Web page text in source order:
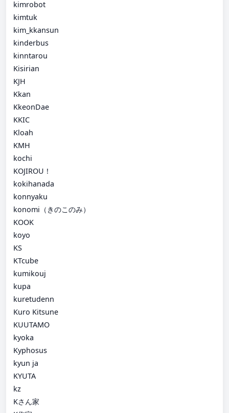
kimrobot
kimtuk
kim_kkansun
kinderbus
kinntarou
Kisirian
KJH
Kkan
KkeonDae
KKIC
Kloah
KMH
kochi
KOJIROU！
kokihanada
konnyaku
konomi（きのこのみ）
KOOK
koyo
KS
KTcube
kumikouj
kupa
kuretudenn
Kuro Kitsune
KUUTAMO
kyoka
Kyphosus
kyun ja
KYUTA
kz
Kさん家